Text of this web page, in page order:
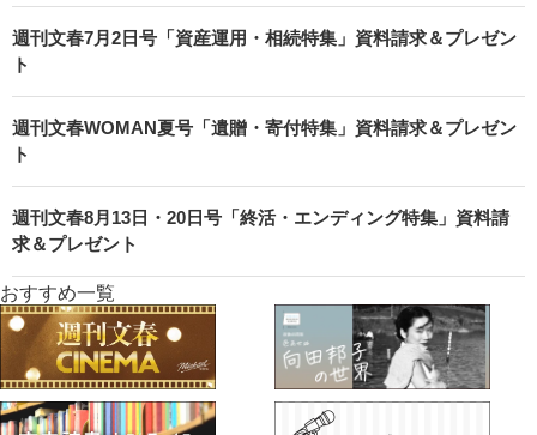
週刊文春7月2日号「資産運用・相続特集」資料請求＆プレゼン
ト
週刊文春WOMAN夏号「遺贈・寄付特集」資料請求＆プレゼン
ト
週刊文春8月13日・20日号「終活・エンディング特集」資料請
求＆プレゼント
おすすめ一覧